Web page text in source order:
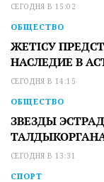
СЕГОДНЯ В 15:02
ОБЩЕСТВО
ЖЕТІСУ
НАСЛЕДИЕ В
СЕГОДНЯ В 14:15
ОБЩЕСТВО
ЗВЕЗДЫ
СЕГОДНЯ В 13:31
СПОРТ